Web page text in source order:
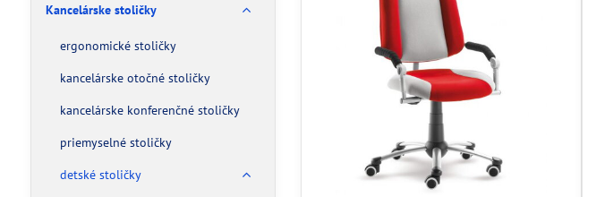
Kancelárske stoličky
ergonomické stoličky
kancelárske otočné stoličky
kancelárske konferenčné stoličky
priemyselné stoličky
detské stoličky